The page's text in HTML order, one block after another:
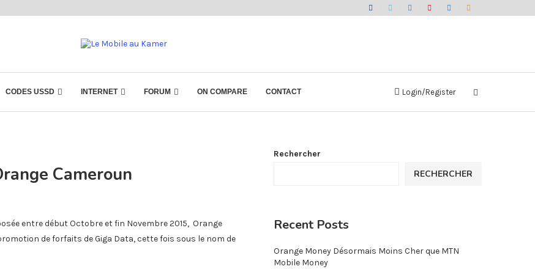
CODES USSD INTERNET FORUM ON COMPARE CONTACT Login/Register
Cameroun
entre début Octobre et fin Novembre 2015, Orange
de forfaits de Giga Data, cette fois sous le nom de
Rechercher
RECHERCHER
Recent Posts
Orange Money Désormais Moins Cher que MTN
Mobile Money